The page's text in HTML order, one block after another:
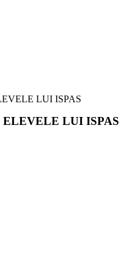
LUI ISPAS
LUI ISPAS